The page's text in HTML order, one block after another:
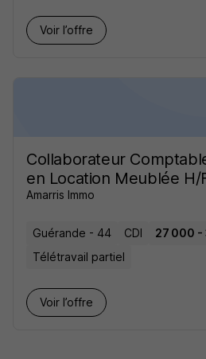
Voir l’offre
Collaborateur
en Location Meublée H/
Amarris Immo
Guérande - 44 CDI
27 000 -
Télétravail partiel
Voir l’offre